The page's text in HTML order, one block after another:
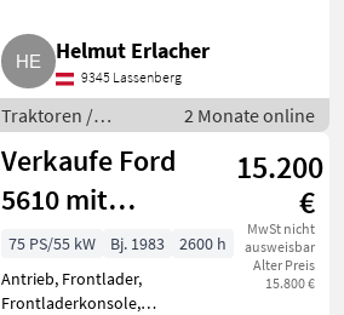
Landmaschine: Schaltgetriebe,
Luftsitz, druckloser Rücklauf,
Zapfwellendrehzahl: 540/1000,
Radi
Helmut Erlacher
9345 Lassenberg
Traktoren /
Standard
Traktoren
2 Monate online
Verkaufe Ford
5610 mit
Frontlader, Ford
5610
15.200
€
MwSt nicht
ausweisbar
Alter Preis
15.800 €
75 PS/55 kW Bj. 1983
2600 h
Antrieb, Frontlader,
Frontladerkonsole,